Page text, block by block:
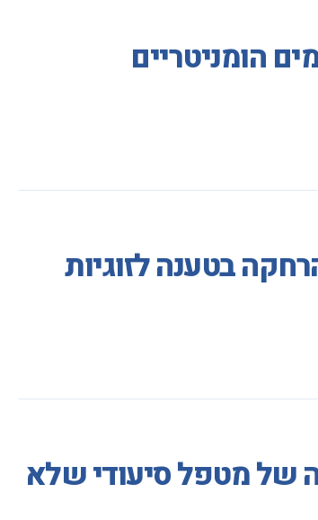
הומניטריים
בטענה לזוגיות
של מטפל סיעודי שלא